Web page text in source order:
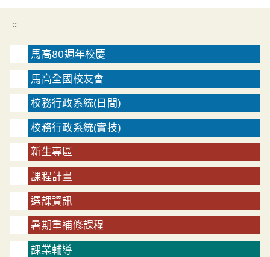
:::
馬高80週年校慶
馬高全國校友會
校務行政系統(日間)
校務行政系統(實技)
新生專區
課程計畫
選課資訊
暑期重補修課程
課業輔導